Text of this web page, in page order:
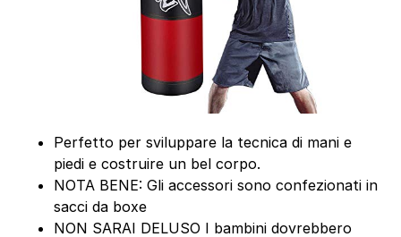
Perfetto per sviluppare la tecnica di mani e
piedi e costruire un bel corpo.
NOTA BENE: Gli accessori sono confezionati in
sacci da boxe
NON SARAI DELUSO I bambini dovrebbero